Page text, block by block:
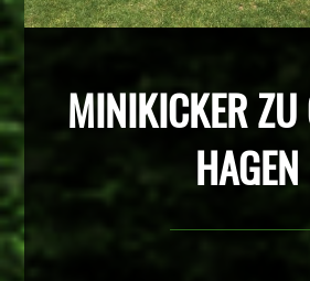
MINIKICKER
HAGEN